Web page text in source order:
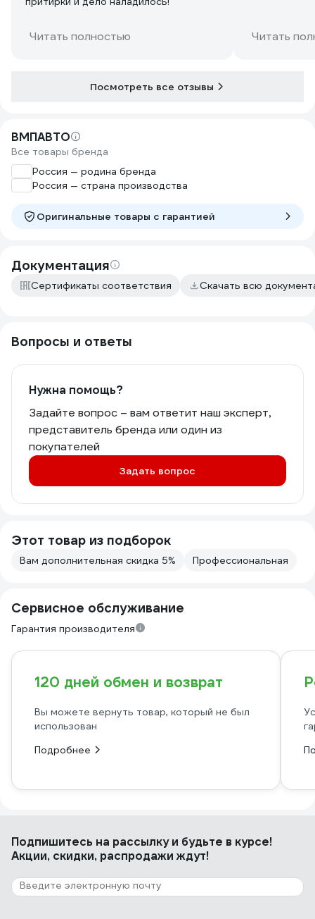
Читать полностью
Клапана
Читать
Посмотреть все отзывы
ВМПАВТО
Все товары бренда
Россия — родина бренда
Россия — страна производства
Оригинальные товары c гарантией
Документация
Сертификаты соответствия Скачать всю
Вопросы и ответы
Нужна помощь?
Задайте вопрос – вам ответит наш эксперт,
представитель бренда или один из
покупателей
Задать вопрос
Этот товар из подборок
Вам дополнительная скидка 5% Профессиональная
Сервисное обслуживание
Гарантия производителя
120 дней обмен и возврат
Вы можете вернуть товар, который не был
использован
Подробнее
Подпишитесь на рассылкуи будьте в курсе!
Акции, скидки, распродажи ждут!